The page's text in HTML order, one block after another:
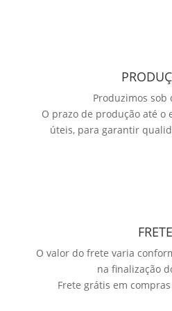
Produzimos sob
O prazo de produção até o
úteis, para garantir
FRETE
O valor do frete varia
na finalização
Frete grátis em